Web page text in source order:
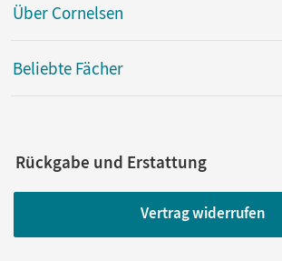
Über Cornelsen
Beliebte Fächer
Rückgabe und Erstattung
Vertrag widerrufen